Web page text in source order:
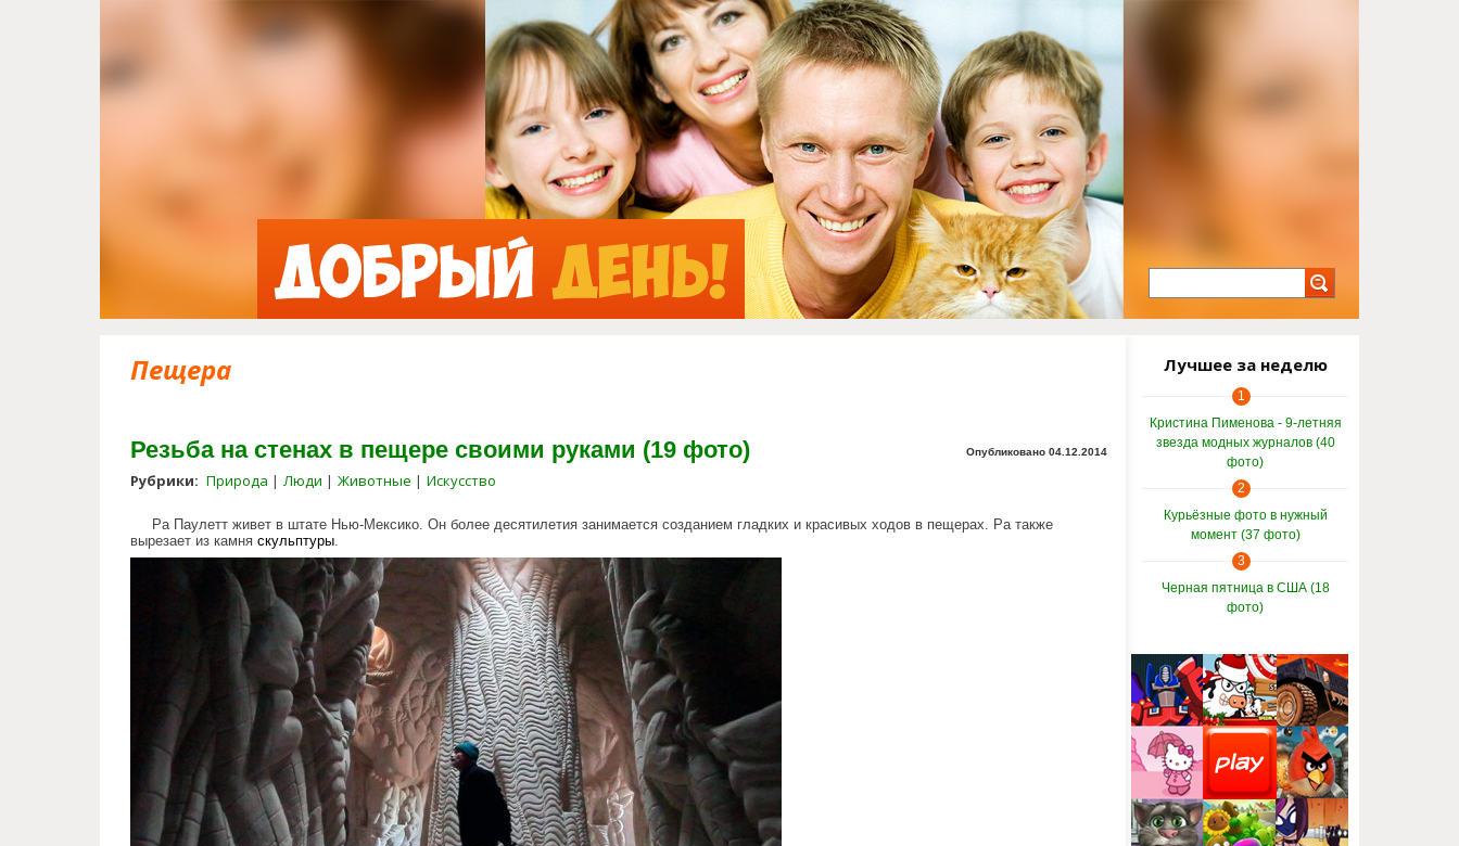
Jump to Navigation
Пещера
Резьба на стенах в пещере своими руками (19 фото) Опубликовано 04.12.2014
Рубрики: Природа Люди Животные Искусство
Ра Паулетт живет в штате Нью-Мексико. Он более десятилетия занимается созданием гладких и красивых ходов в пещерах. Ра также
вырезает из камня скульптуры
artist_spends_10_years_carving_a_cave_alone_with_his_dog.jpg
Лучшее за неделю
1
Кристина Пименова - 9-летняя
звезда модных журналов (40
фото)
2
Курьёзные фото в нужный
момент (37 фото)
3
Черная пятница в США (18
фото)